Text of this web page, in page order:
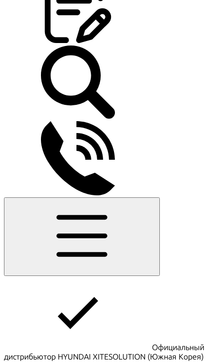
Официальный
дистрибьютор HYUNDAI XITESOLUTION (Южная Корея)